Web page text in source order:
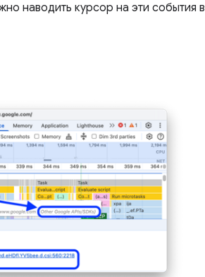
наводить курсор на эти события в